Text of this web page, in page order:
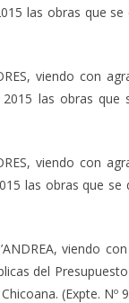
las obras que
viendo con
las obras
viendo con
las obras que
viendo
del
(Expte.